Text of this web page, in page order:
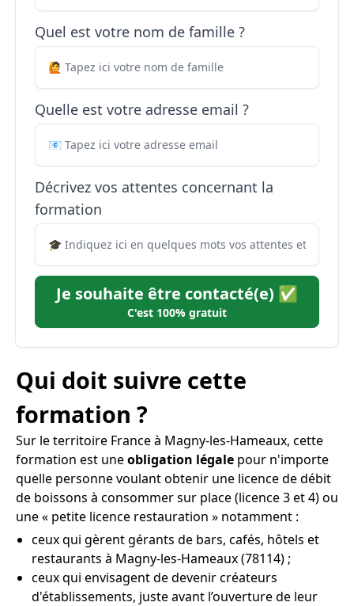
Quel est votre nom de famille ?
Quelle est votre adresse email ?
Décrivez vos attentes concernant la
formation
Je souhaite être contacté(e) ✅
C'est 100% gratuit
Qui doit suivre cette
formation ?
Sur le territoire France à Magny-les-Hameaux, cette
formation est uneobligation légale pour n'importe
quelle personne voulant obtenir une licence de débit
de boissons à consommer sur place (licence 3 et 4) ou
une « petite licence restauration » notamment :
ceux qui gèrent gérants de bars, cafés, hôtels et
restaurants à Magny-les-Hameaux (78114) ;
ceux qui envisagent de devenir créateurs
d'établissements, juste avant l’ouverture de leur